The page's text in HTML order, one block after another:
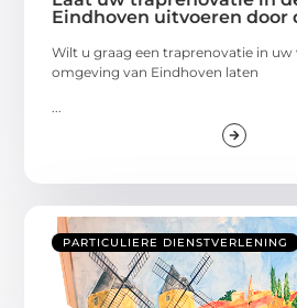
Eindhoven uitvoeren door
Wilt u graag een traprenovatie in
omgeving van Eindhoven laten
...
PARTICULIERE DIENSTVERLENING